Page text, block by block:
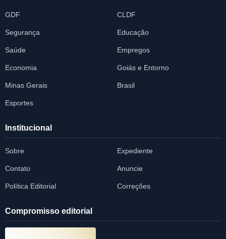
GDF CLDF
Segurança Educação
Saúde Empregos
Economia Goiás e Entorno
Minas Gerais Brasil
Esportes
Institucional
Sobre Expediente
Contato Anuncie
Política Editorial Correções
Compromisso editorial